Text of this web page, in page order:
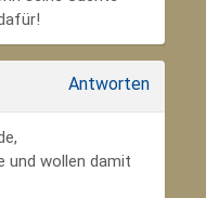
Antworten
und wollen damit